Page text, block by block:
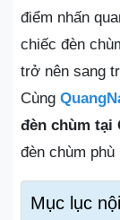
điểm nhấn
chiếc đèn
trở nên sang
Cùng
đèn chùm tại
đèn chùm
Mục lục